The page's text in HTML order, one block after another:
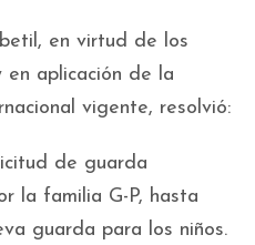
en virtud de los
en aplicación de la
vigente, resolvió:
de guarda
la familia G-P, hasta
guarda para los niños.